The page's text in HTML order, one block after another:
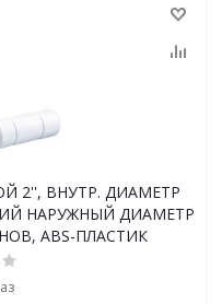
2'', ВНУТР. ДИАМЕТР
НАРУЖНЫЙ ДИАМЕТР
ABS-ПЛАСТИК